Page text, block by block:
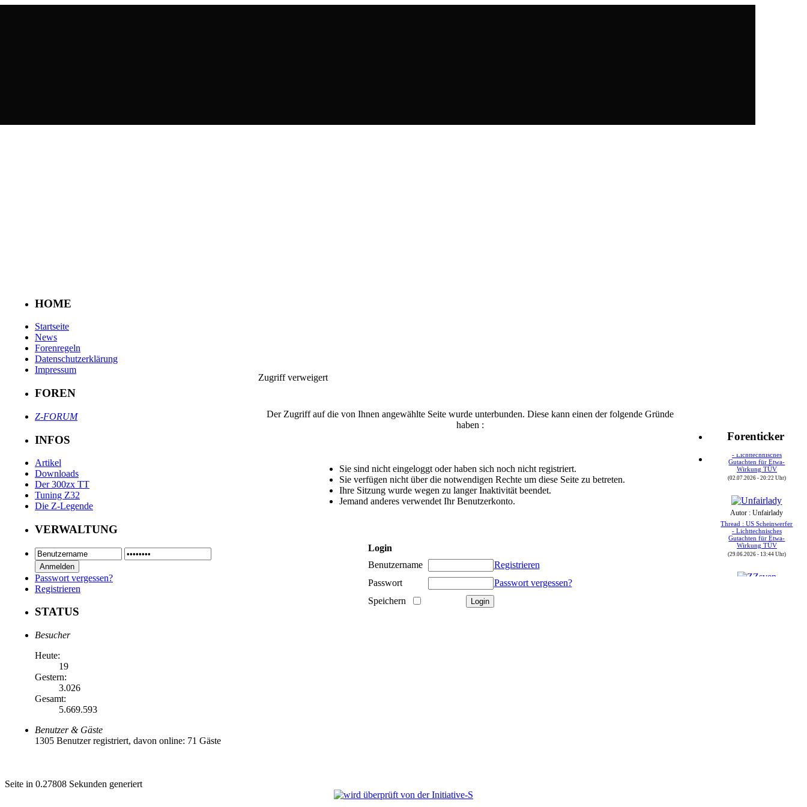
HOME
Startseite
News
Forenregeln
Datenschutzerklärung
Impressum
FOREN
Z-FORUM
INFOS
Artikel
Downloads
Der 300zx TT
Tuning Z32
Die Z-Legende
VERWALTUNG
Passwort vergessen?
Registrieren
STATUS
Besucher
Heute:
19
Gestern:
3.026
Gesamt:
5.669.593
Benutzer & Gäste
1305 Benutzer registriert, davon online: 71 Gäste
Zugriff verweigert
Der Zugriff auf die von Ihnen angewählte Seite wurde unterbunden. Diese kann einen der folgende Gründe
haben :
Sie sind nicht eingeloggt oder haben sich noch nicht registriert.
Sie verfügen nicht über die notwendigen Rechte um diese Seite zu betreten.
Ihre Sitzung wurde wegen zu langer Inaktivität beendet.
Jemand anderes verwendet Ihr Benutzerkonto.
Login
Benutzername
Registrieren
Passwort
Passwort vergessen?
Speichern
Forenticker
Autor : Speedy24
Thread : US Scheinwerfer
Gutachten für Etwa-
Wirkung TÜV
(02.07.2026 - 20:22 Uhr)
Autor : Unfairlady
Thread : US Scheinwerfer
- Lichttechnisches
Gutachten für Etwa-
Wirkung TÜV
(29.06.2026 - 13:44 Uhr)
Seite in 0.27808 Sekunden generiert